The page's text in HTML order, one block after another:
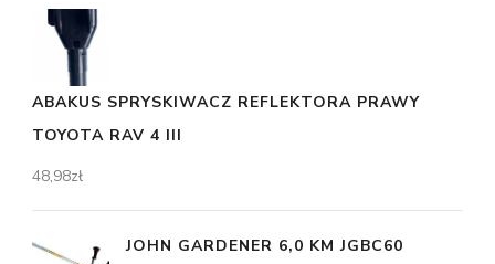
ABAKUS SPRYSKIWACZ REFLEKTORA PRAWY
TOYOTA RAV 4 III
48,98zł
JOHN GARDENER 6,0 KM JGBC60